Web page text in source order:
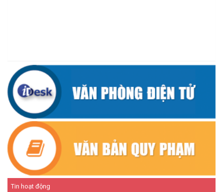
Tin hoạt động
NÂNG CAO HIỆU QUẢ QUẢN LÝ TÍN DỤNG CHÍNH SÁCH XÃ HỘI
TRÊN ĐỊA BÀN XÃ CƯ M'TA
(07/07/2026)